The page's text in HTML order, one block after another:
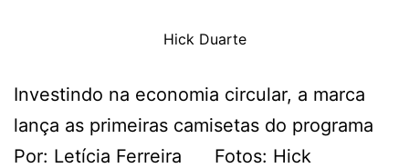
Hick Duarte
Investindo na economia circular, a marca
lança as primeiras camisetas do programa
Por: Letícia Ferreira Fotos: Hick